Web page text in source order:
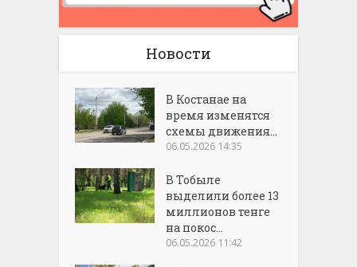
Новости
В Костанае на
время изменятся
схемы движения...
06.05.2026 14:35
В Тобыле
выделили более 13
миллионов тенге
на покос...
06.05.2026 11:42